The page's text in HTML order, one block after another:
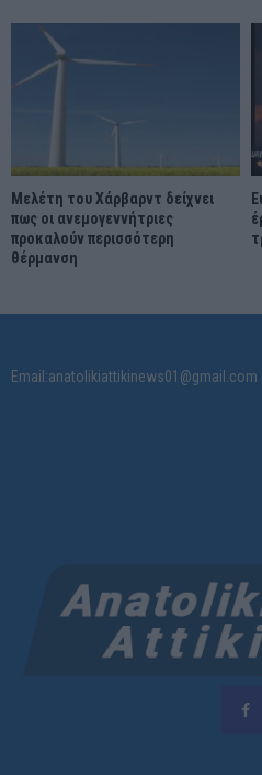
Μελέτη του Χάρβαρντ δείχνει
πως οι ανεμογεννήτριες
προκαλούν περισσότερη
θέρμανση
Email:anatolikiattikinews01@gmail.com